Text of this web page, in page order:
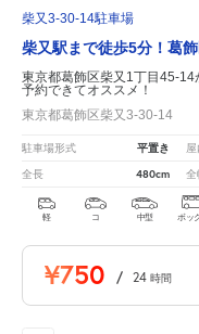
柴又3-30-14駐車場
柴又駅まで徒歩5分！葛
東京都葛飾区柴又1丁目45-14
予約できてオススメ！
東京都葛飾区柴又3-30-14
駐車場形式 平置き
全長 480cm 全
軽 コ 中型 ボッ
¥750 / 24 時間